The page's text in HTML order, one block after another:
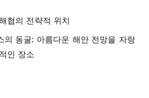
협의 전략적 위치
의 동굴: 아름다운 해안 전망을 자랑
인 장소